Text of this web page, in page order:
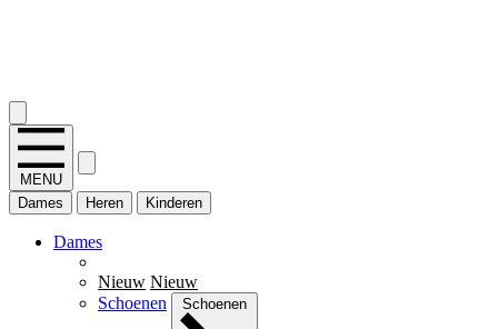
MENU
Dames
Heren Kinderen
Dames
Nieuw Nieuw
Schoenen
Schoenen